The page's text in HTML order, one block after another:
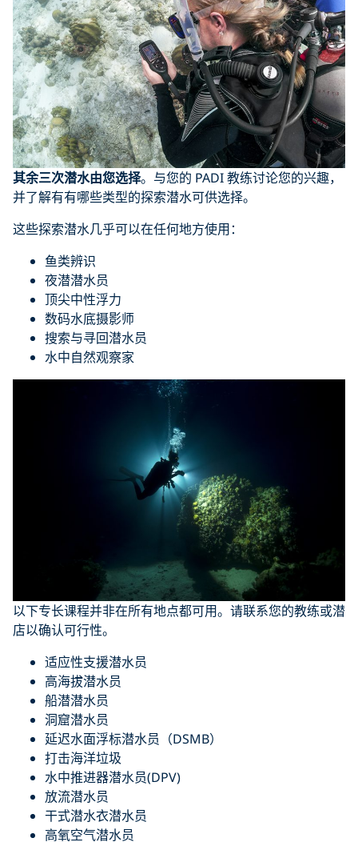
其余三次潜水由您选择。与您的 PADI 教练讨论您的兴趣，
并了解有有哪些类型的探索潜水可供选择。
这些探索潜水几乎可以在任何地方使用：
鱼类辨识
夜潜潜水员
顶尖中性浮力
数码水底摄影师
搜索与寻回潜水员
水中自然观察家
以下专长课程并非在所有地点都可用。请联系您的教练或潜
店以确认可行性。
适应性支援潜水员
高海拔潜水员
船潜潜水员
洞窟潜水员
延迟水面浮标潜水员（DSMB）
打击海洋垃圾
水中推进器潜水员(DPV)
放流潜水员
干式潜水衣潜水员
高氧空气潜水员